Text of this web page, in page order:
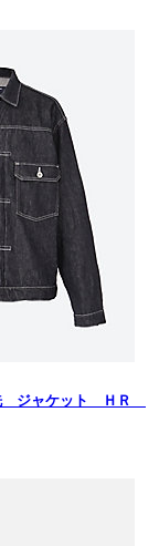
ジャケット ＨＲ